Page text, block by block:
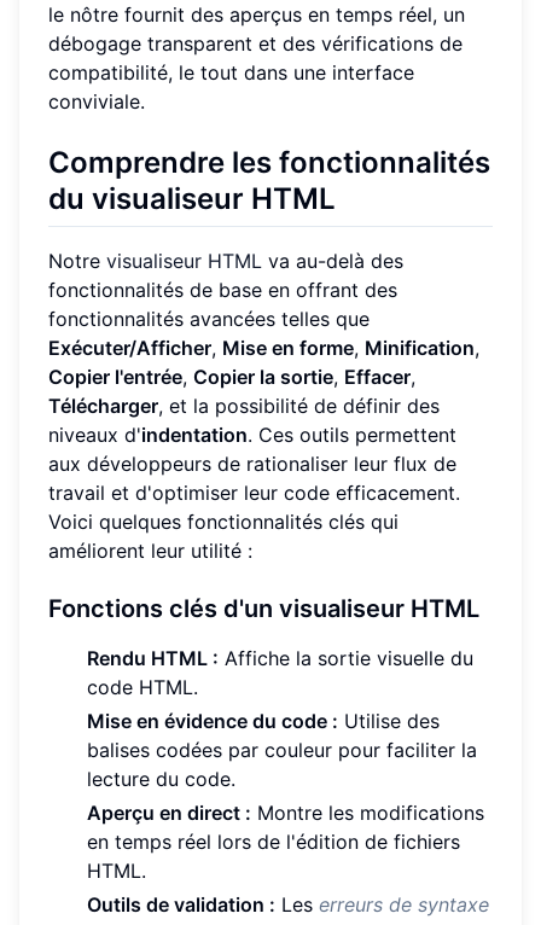
le nôtre fournit des aperçus en temps réel, un
débogage transparent et des vérifications de
compatibilité, le tout dans une interface
conviviale.
Comprendre les fonctionnalités
du visualiseur HTML
Notre visualiseur HTML va au-delà des
fonctionnalités de base en offrant des
fonctionnalités avancées telles que
Exécuter/Afficher, Mise en forme, Minification,
Copier l'entrée, Copier la sortie, Effacer,
Télécharger, et la possibilité de définir des
niveaux d'indentation. Ces outils permettent
aux développeurs de rationaliser leur flux de
travail et d'optimiser leur code efficacement.
Voici quelques fonctionnalités clés qui
améliorent leur utilité :
Fonctions clés d'un visualiseur HTML
Rendu HTML : Affiche la sortie visuelle du
code HTML.
Mise en évidence du code : Utilise des
balises codées par couleur pour faciliter la
lecture du code.
Aperçu en direct : Montre les modifications
en temps réel lors de l'édition de fichiers
HTML.
Outils de validation : Les erreurs de syntaxe